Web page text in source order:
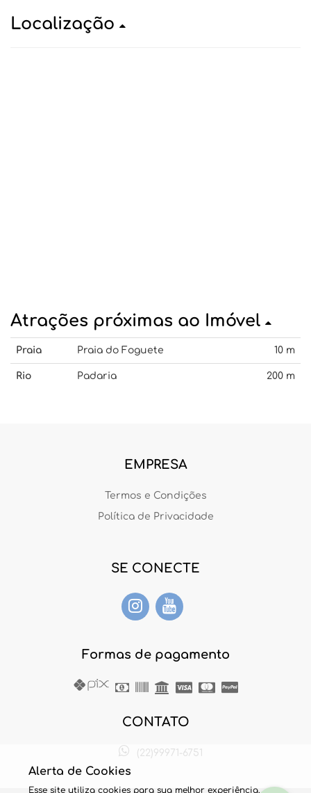
Localização
Atrações próximas ao Imóvel
Praia Praia do Foguete 10 m
Rio Padaria 200 m
EMPRESA
Termos e Condições
Política de Privacidade
SE CONECTE
Formas de pagamento
CONTATO
(22)99971-6751
Alerta de Cookies
Esse site utiliza cookies para sua melhor experiência.